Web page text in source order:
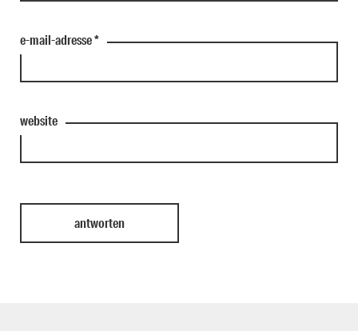
e-mail-adresse*
website